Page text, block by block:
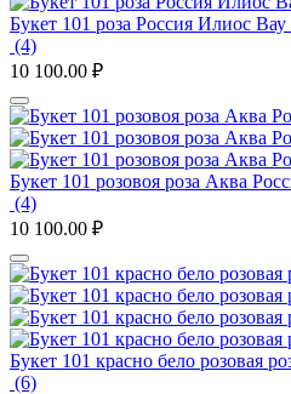
Букет 101 роза Россия Илиос
(4)
10 100.00 ₽
Букет 101 розовоя роза Аква
(4)
10 100.00 ₽
Букет 101 красно бело розовая
(6)